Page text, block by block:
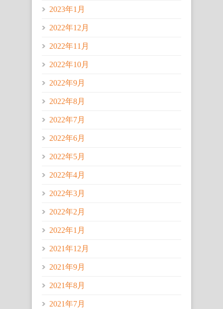
2023年1月
2022年12月
2022年11月
2022年10月
2022年9月
2022年8月
2022年7月
2022年6月
2022年5月
2022年4月
2022年3月
2022年2月
2022年1月
2021年12月
2021年9月
2021年8月
2021年7月